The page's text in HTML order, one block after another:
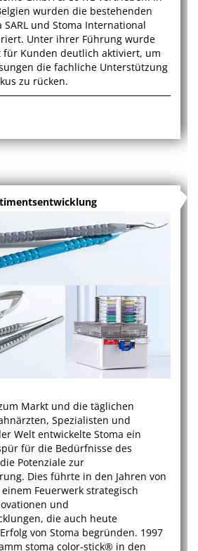
wurden die bestehenden
SARL und Stoma International
Unter ihrer Führung wurde
für Kunden deutlich aktiviert, um
die fachliche Unterstützung
zu rücken.
Markt und die täglichen
Spezialisten und
Welt entwickelte Stoma ein
für die Bedürfnisse des
Potenziale zur
Dies führte in den Jahren von
Feuerwerk strategisch
und
die auch heute
von Stoma begründen. 1997
stoma color-stick® in den